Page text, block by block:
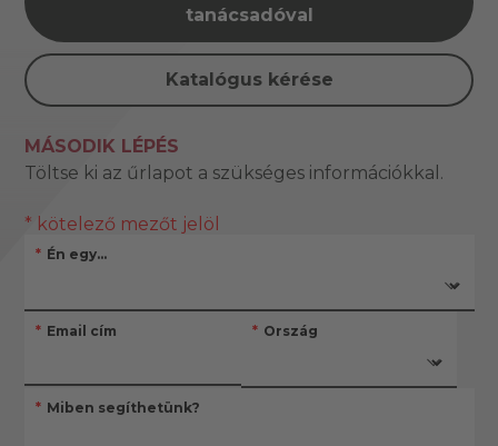
tanácsadóval
Katalógus kérése
MÁSODIK LÉPÉS
Töltse ki az űrlapot a szükséges információkkal.